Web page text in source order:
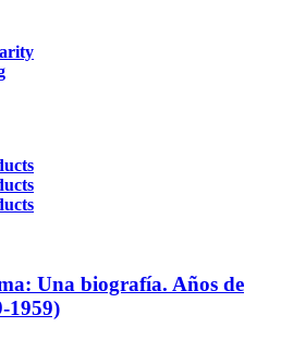
Una biografía. Años de
1959)